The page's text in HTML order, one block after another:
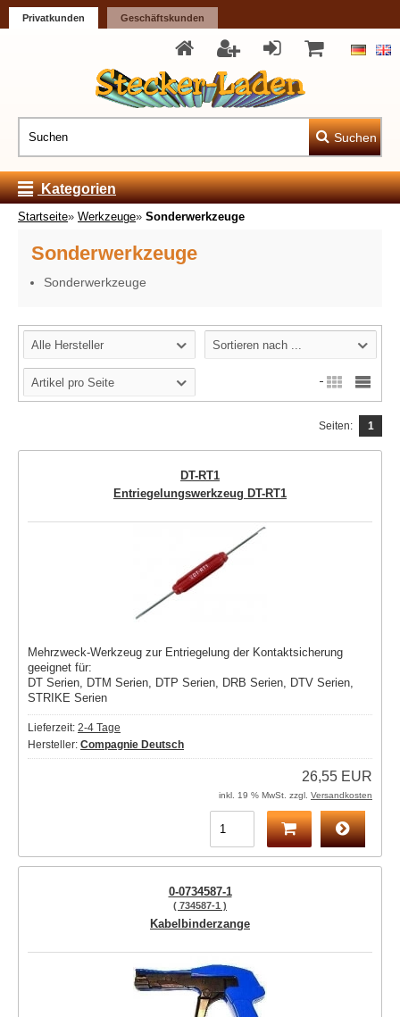
Privatkunden Geschäftskunden
Suchen
Kategorien
Startseite» Werkzeuge» Sonderwerkzeuge
Sonderwerkzeuge
Sonderwerkzeuge
Alle Hersteller Sortieren nach ...
Artikel pro Seite
Seiten: 1
DT-RT1
Entriegelungswerkzeug DT-RT1
Mehrzweck-Werkzeug zur Entriegelung der Kontaktsicherung
geeignet für:
DT Serien, DTM Serien, DTP Serien, DRB Serien, DTV Serien,
STRIKE Serien
Lieferzeit: 2-4 Tage
Hersteller: Compagnie Deutsch
26,55 EUR
inkl. 19 % MwSt. zzgl. Versandkosten
0-0734587-1
( 734587-1 )
Kabelbinderzange